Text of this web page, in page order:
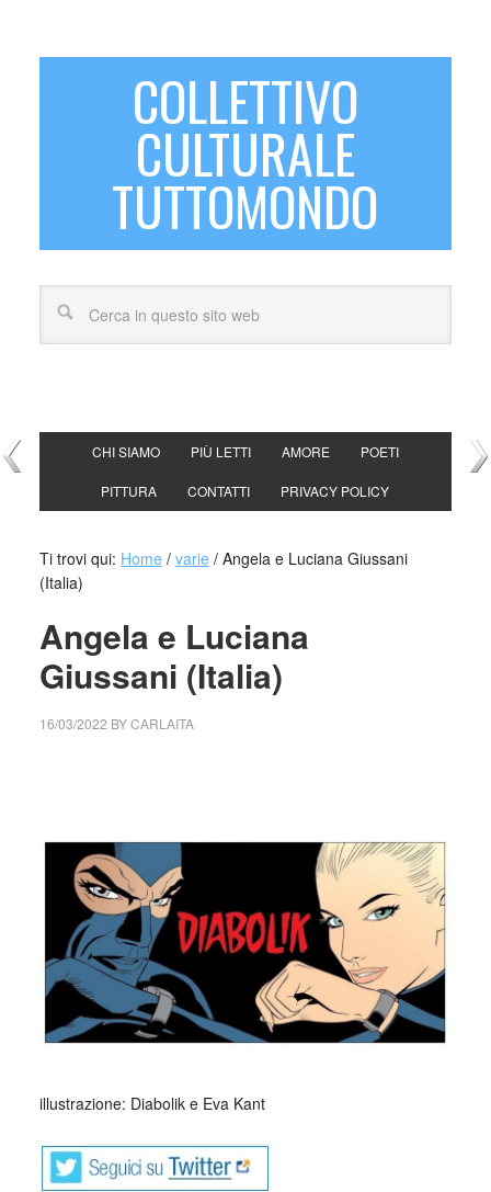
COLLETTIVO
CULTURALE
TUTTOMONDO
CHI SIAMO PIÙ LETTI AMORE POETI
PITTURA CONTATTI PRIVACY POLICY
Ti trovi qui: Home / varie /Angela e Luciana Giussani
(Italia)
Angela e Luciana
Giussani (Italia)
16/03/2022 BYCARLAITA
illustrazione: Diabolik e Eva Kant